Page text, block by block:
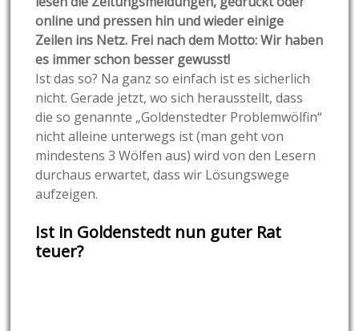
online und pressen hin und wieder einige
Zeilen ins Netz. Frei nach dem Motto: Wir haben
es immer schon besser gewusst!
Ist das so? Na ganz so einfach ist es sicherlich
nicht. Gerade jetzt, wo sich herausstellt, dass
die so genannte „Goldenstedter Problemwölfin“
nicht alleine unterwegs ist (man geht von
mindestens 3 Wölfen aus) wird von den Lesern
durchaus erwartet, dass wir Lösungswege
aufzeigen.
Ist in Goldenstedt nun guter Rat
teuer?